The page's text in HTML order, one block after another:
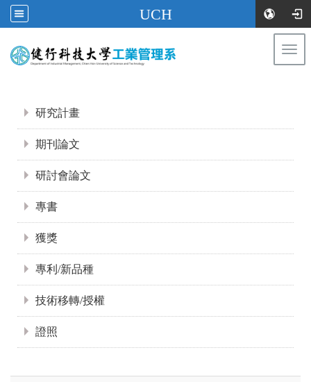
UCH
研究計畫
期刊論文
研討會論文
專書
獲獎
專利/新品種
技術移轉/授權
證照